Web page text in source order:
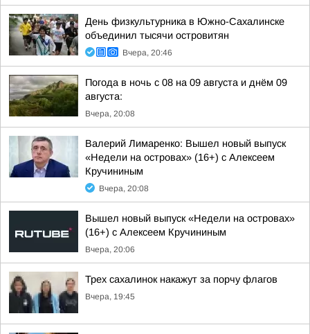
День физкультурника в Южно-Сахалинске
объединил тысячи островитян
Вчера, 20:46
Погода в ночь с 08 на 09 августа и днём 09
августа:
Вчера, 20:08
Валерий Лимаренко: Вышел новый выпуск
«Недели на островах» (16+) с Алексеем
Кручининым
Вчера, 20:08
Вышел новый выпуск «Недели на островах»
(16+) с Алексеем Кручининым
Вчера, 20:06
Трех сахалинок накажут за порчу флагов
Вчера, 19:45